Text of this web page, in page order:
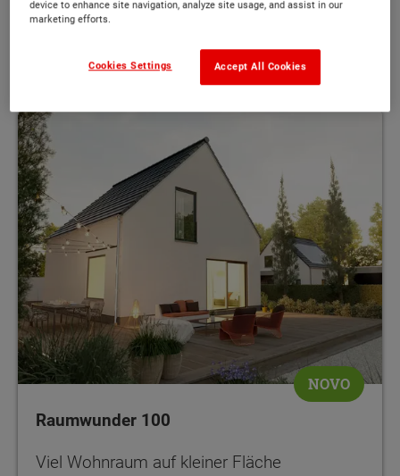
MEHR
NOVO
Raumwunder 100
Viel Wohnraum auf kleiner Fläche
device to enhance site navigation, analyze site usage, and assist in our
marketing efforts.
Accept All Cookies
Cookies Settings